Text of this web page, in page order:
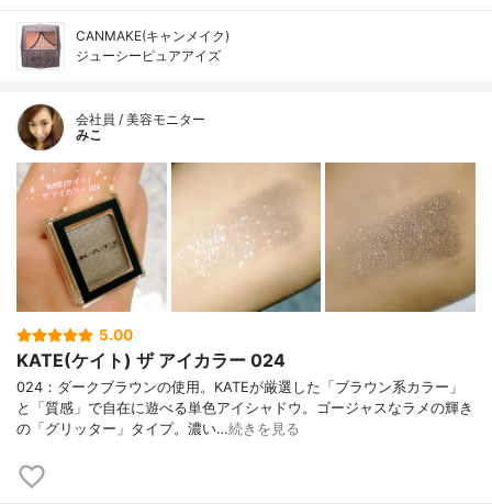
CANMAKE(キャンメイク)
ジューシーピュアアイズ
会社員 / 美容モニター
みこ
5.00
KATE(ケイト) ザ アイカラー 024
024：ダークブラウンの使用。KATEが厳選した「ブラウン系カラー」
と「質感」で自在に遊べる単色アイシャドウ。ゴージャスなラメの輝き
の「グリッター」タイプ。濃い…続きを見る